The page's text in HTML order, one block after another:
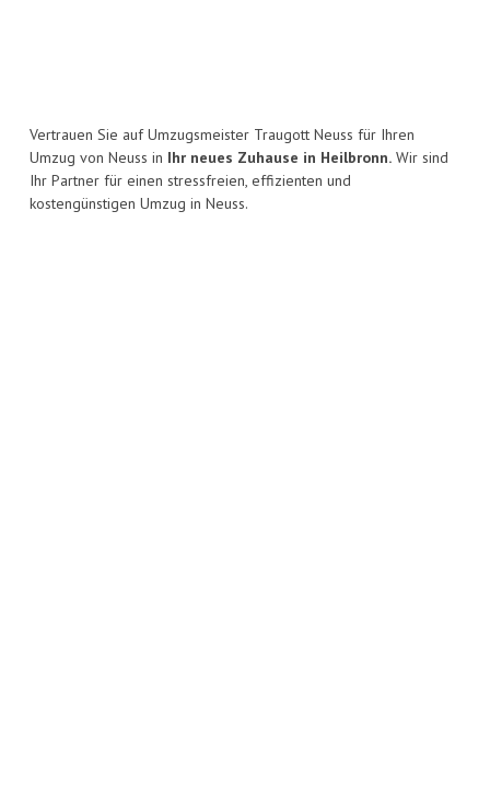
Vertrauen Sie auf Umzugsmeister Traugott Neuss für Ihren
Umzug von Neuss in Ihr neues Zuhause in Heilbronn. Wir sind
Ihr Partner für einen stressfreien, effizienten und
kostengünstigen Umzug in Neuss.